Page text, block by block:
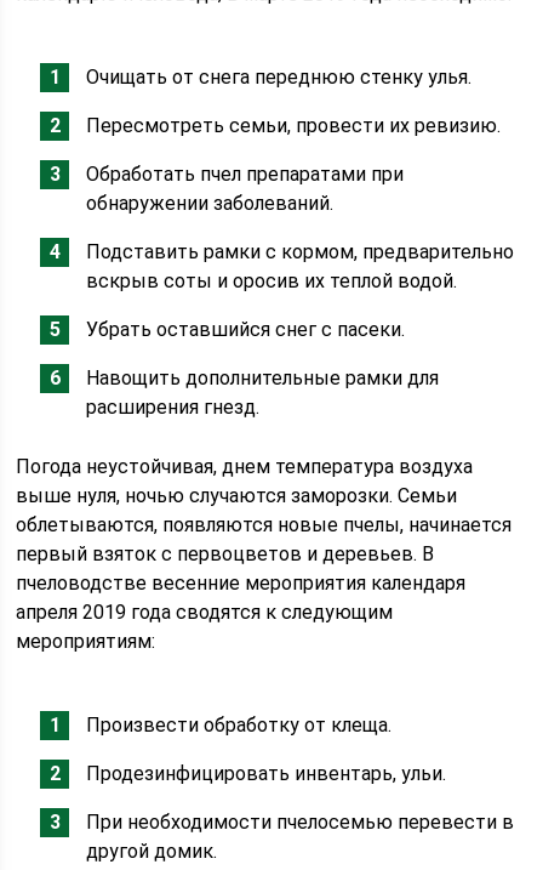
Очищать от снега переднюю стенку улья.
Пересмотреть семьи, провести их ревизию.
Обработать пчел препаратами при
обнаружении заболеваний.
Подставить рамки с кормом, предварительно
вскрыв соты и оросив их теплой водой.
Убрать оставшийся снег с пасеки.
Навощить дополнительные рамки для
расширения гнезд.
Погода неустойчивая, днем температура воздуха
выше нуля, ночью случаются заморозки. Семьи
облетываются, появляются новые пчелы, начинается
первый взяток с первоцветов и деревьев. В
пчеловодстве весенние мероприятия календаря
апреля 2019 года сводятся к следующим
мероприятиям:
Произвести обработку от клеща.
Продезинфицировать инвентарь, ульи.
При необходимости пчелосемью перевести в
другой домик.